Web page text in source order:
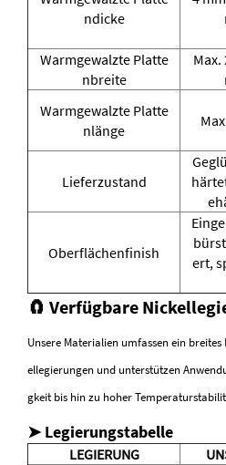
ndicke
Warmgewalzte Platte
nbreite
Max.
Warmgewalzte Platte
nlänge
Lieferzustand
Oberflächenfinish
ert,
🧲 Verfügbare
Unsere Materialien umfassen ein
ellegierungen und unterstützen
gkeit bis hin zu hoher
➤ Legierungstabelle
LEGIERUNG